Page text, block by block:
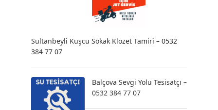
Sultanbeyli Kuşcu Sokak Klozet Tamiri – 0532
384 77 07
Balçova Sevgi Yolu Tesisatçı –
0532 384 77 07